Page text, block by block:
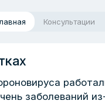
Консультации
заболеваний